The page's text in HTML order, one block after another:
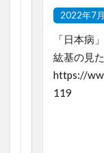
2022年7
「日本病
紘基の見
https://
119